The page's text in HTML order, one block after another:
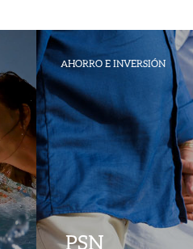
AHORRO E INVERSIÓN
PSN